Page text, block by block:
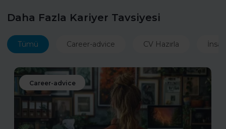
Daha Fazla Kariyer Tavsiyesi
Tümü Career-advice CV Hazırla
Career-advice